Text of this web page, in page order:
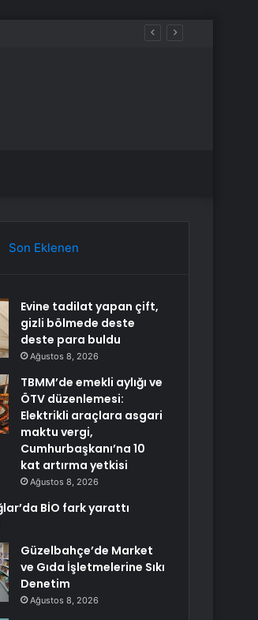
10 kat artırma yetkisi
Son Eklenen
Evine tadilat yapan çift,
gizli bölmede deste
deste para buldu
Ağustos 8, 2026
TBMM’de emekli aylığı ve
ÖTV düzenlemesi:
Elektrikli araçlara asgari
maktu vergi,
Cumhurbaşkanı’na 10
kat artırma yetkisi
Ağustos 8, 2026
BİO fark yarattı
Güzelbahçe’de Market
ve Gıda İşletmelerine Sıkı
Denetim
Ağustos 8, 2026